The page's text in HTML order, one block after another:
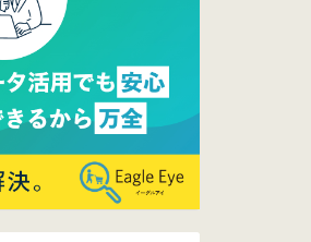
機能拡充し、サイトリニ
ました。⇒
ージを開設しました。
ら。
イトリリースしました。